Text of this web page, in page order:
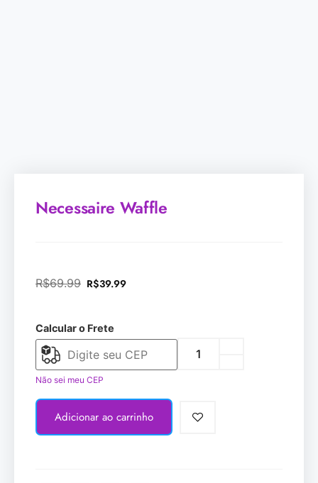
Necessaire Waffle
R$69.99 R$39.99
Calcular o Frete
Não sei meu CEP
Adicionar ao carrinho